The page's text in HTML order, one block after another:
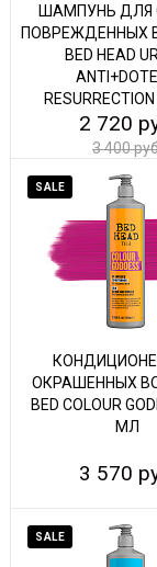
ШАМПУНЬ ДЛЯ
ПОВРЕЖДЕННЫХ
BED HEAD
2 720
3 400
SALE
ОКРАШЕННЫХ
BED COLOUR
МЛ
3 570
SALE